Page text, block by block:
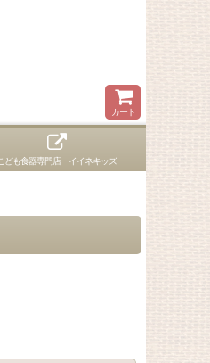
カート
ども食器専門店 イイネキッズ